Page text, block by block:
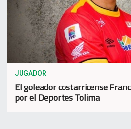
JUGADOR
El goleador costarricense
por el Deportes Tolima